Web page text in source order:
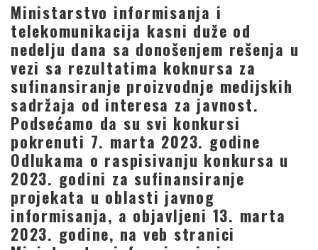
Ministarstvo informisanja i
telekomunikacija kasni duže od
nedelju dana sa donošenjem rešenja u
vezi sa rezultatima koknursa za
sufinansiranje proizvodnje medijskih
sadržaja od interesa za javnost.
Podsećamo da su svi konkursi
pokrenuti 7. marta 2023. godine
Odlukama o raspisivanju konkursa u
2023. godini za sufinansiranje
projekata u oblasti javnog
informisanja, a objavljeni 13. marta
2023. godine, na veb stranici